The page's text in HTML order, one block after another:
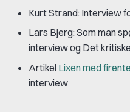
Kurt Strand: Interview
Lars Bjerg: Som man
interview og Det
Artikel Lixen med
interview